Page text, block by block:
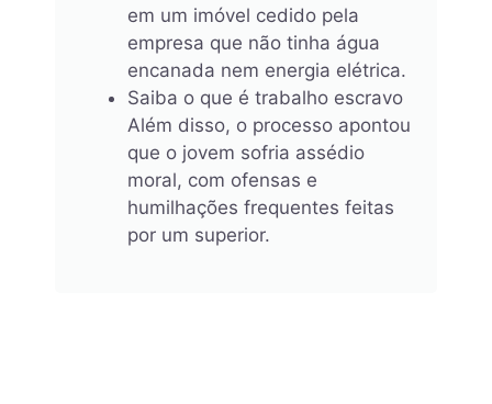
em um imóvel cedido pela
empresa que não tinha água
encanada nem energia elétrica.
Saiba o que é trabalho escravo
Além disso, o processo apontou
que o jovem sofria assédio
moral, com ofensas e
humilhações frequentes feitas
por um superior.